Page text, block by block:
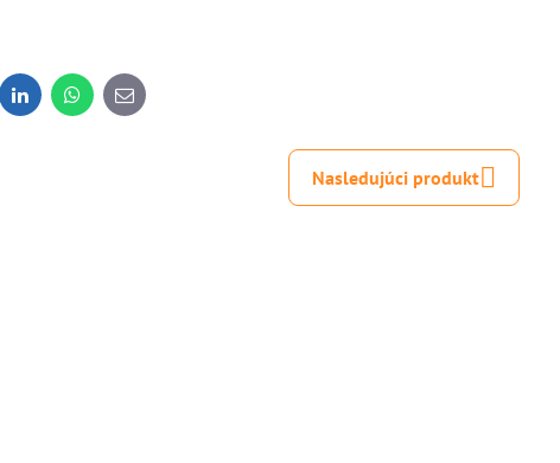
LinkedInWhatsApp
E-
mail
Nasledujúci produkt